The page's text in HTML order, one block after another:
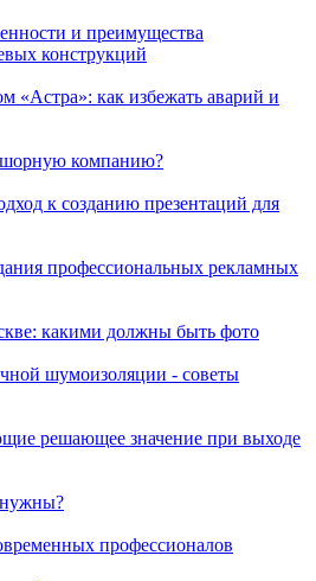
и преимущества
конструкций
«Астра»: как избежать аварий и
компанию?
к созданию презентаций для
профессиональных рекламных
какими должны быть фото
шумоизоляции - советы
решающее значение при выходе
профессионалов